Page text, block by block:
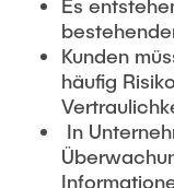
Es
Kunden
häufig
In